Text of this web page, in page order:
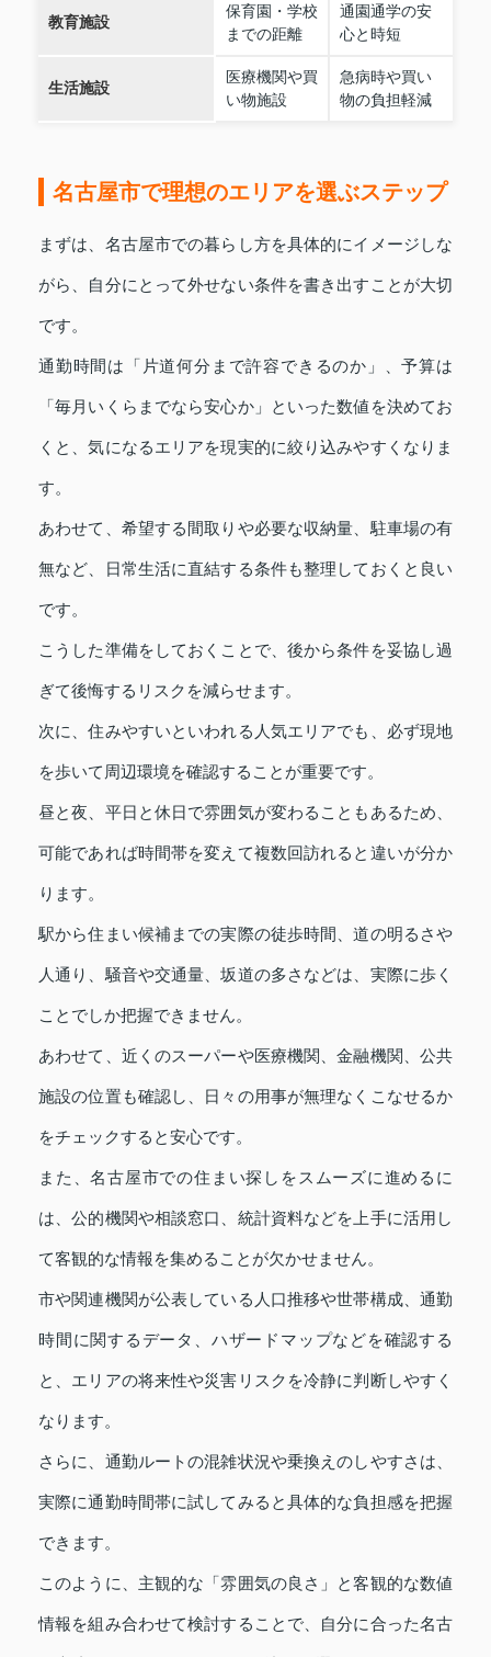
教育施設
保育園・学校
までの距離
通園通学の安
心と時短
生活施設
医療機関や買
い物施設
急病時や買い
物の負担軽減
名古屋市で理想のエリアを選ぶステップ
まずは、名古屋市での暮らし方を具体的にイメージしな
がら、自分にとって外せない条件を書き出すことが大切
です。
通勤時間は「片道何分まで許容できるのか」、予算は
「毎月いくらまでなら安心か」といった数値を決めてお
くと、気になるエリアを現実的に絞り込みやすくなりま
す。
あわせて、希望する間取りや必要な収納量、駐車場の有
無など、日常生活に直結する条件も整理しておくと良い
です。
こうした準備をしておくことで、後から条件を妥協し過
ぎて後悔するリスクを減らせます。
次に、住みやすいといわれる人気エリアでも、必ず現地
を歩いて周辺環境を確認することが重要です。
昼と夜、平日と休日で雰囲気が変わることもあるため、
可能であれば時間帯を変えて複数回訪れると違いが分か
ります。
駅から住まい候補までの実際の徒歩時間、道の明るさや
人通り、騒音や交通量、坂道の多さなどは、実際に歩く
ことでしか把握できません。
あわせて、近くのスーパーや医療機関、金融機関、公共
施設の位置も確認し、日々の用事が無理なくこなせるか
をチェックすると安心です。
また、名古屋市での住まい探しをスムーズに進めるに
は、公的機関や相談窓口、統計資料などを上手に活用し
て客観的な情報を集めることが欠かせません。
市や関連機関が公表している人口推移や世帯構成、通勤
時間に関するデータ、ハザードマップなどを確認する
と、エリアの将来性や災害リスクを冷静に判断しやすく
なります。
さらに、通勤ルートの混雑状況や乗換えのしやすさは、
実際に通勤時間帯に試してみると具体的な負担感を把握
できます。
このように、主観的な「雰囲気の良さ」と客観的な数値
情報を組み合わせて検討することで、自分に合った名古